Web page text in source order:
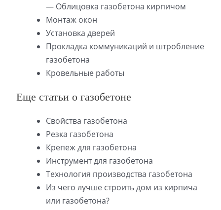
— Облицовка газобетона кирпичом
Монтаж окон
Установка дверей
Прокладка коммуникаций и штробление
газобетона
Кровельные работы
Еще статьи о газобетоне
Свойства газобетона
Резка газобетона
Крепеж для газобетона
Инструмент для газобетона
Технология производства газобетона
Из чего лучше строить дом из кирпича
или газобетона?